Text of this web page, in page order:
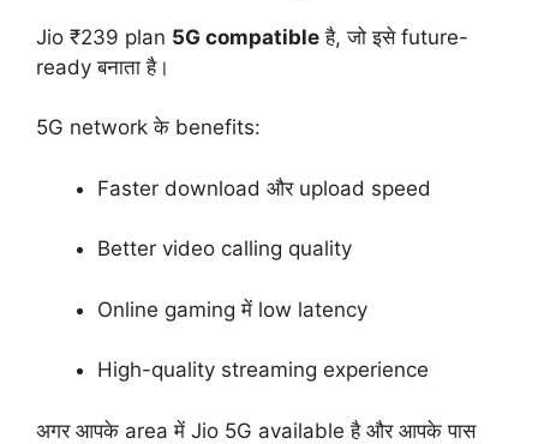
Jio ₹239 plan 5G compatible है, जो इसे future-
ready बनाता है।
5G network के benefits:
Faster download और upload speed
Better video calling quality
Online gaming में low latency
High-quality streaming experience
अगर आपके area में Jio 5G available है और आपके पास